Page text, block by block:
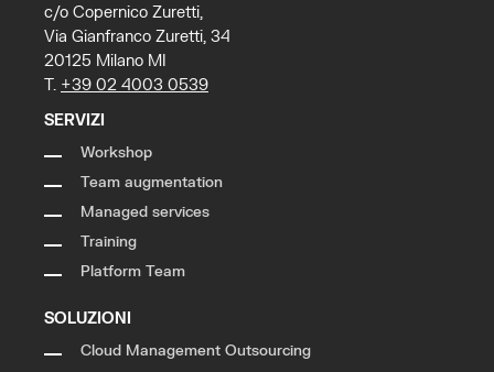
c/o Copernico Zuretti,
Via Gianfranco Zuretti, 34
20125 Milano MI
T. +39 02 4003 0539
SERVIZI
Workshop
Team augmentation
Managed services
Training
Platform Team
SOLUZIONI
Cloud Management Outsourcing